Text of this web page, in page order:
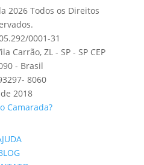
2026 Todos os Direitos
0001-31
Carrão, ZL - SP - SP CEP
- Brasil
8060
2018
Camarada?